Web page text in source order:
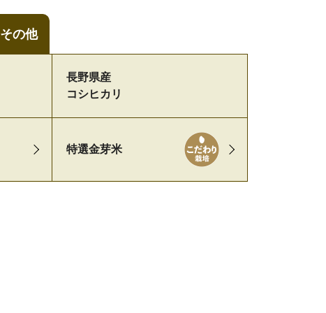
長野県産
コシヒカリ
特選金芽米
その他